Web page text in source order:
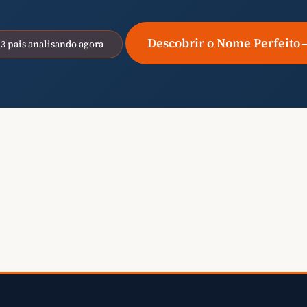
pais analisando agora Descobrir o Nome Perfeito